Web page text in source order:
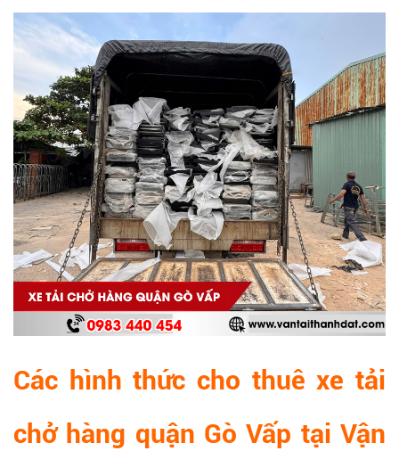
Các hình thức cho thuê xe tải
chở hàng quận Gò Vấp tại Vận